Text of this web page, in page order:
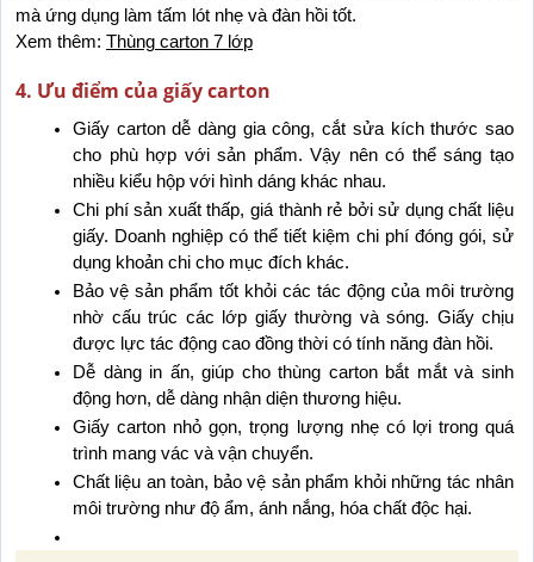
mà ứng dụng làm tấm lót nhẹ và đàn hồi tốt.
Xem thêm: Thùng carton 7 lớp
4. Ưu điểm của giấy carton
Giấy carton dễ dàng gia công, cắt sửa kích thước sao
cho phù hợp với sản phẩm. Vậy nên có thể sáng tạo
nhiều kiểu hộp với hình dáng khác nhau.
Chi phí sản xuất thấp, giá thành rẻ bởi sử dụng chất liệu
giấy. Doanh nghiệp có thể tiết kiệm chi phí đóng gói, sử
dụng khoản chi cho mục đích khác.
Bảo vệ sản phẩm tốt khỏi các tác động của môi trường
nhờ cấu trúc các lớp giấy thường và sóng. Giấy chịu
được lực tác động cao đồng thời có tính năng đàn hồi.
Dễ dàng in ấn, giúp cho thùng carton bắt mắt và sinh
động hơn, dễ dàng nhận diện thương hiệu.
Giấy carton nhỏ gọn, trọng lượng nhẹ có lợi trong quá
trình mang vác và vận chuyển.
Chất liệu an toàn, bảo vệ sản phẩm khỏi những tác nhân
môi trường như độ ẩm, ánh nắng, hóa chất độc hại.